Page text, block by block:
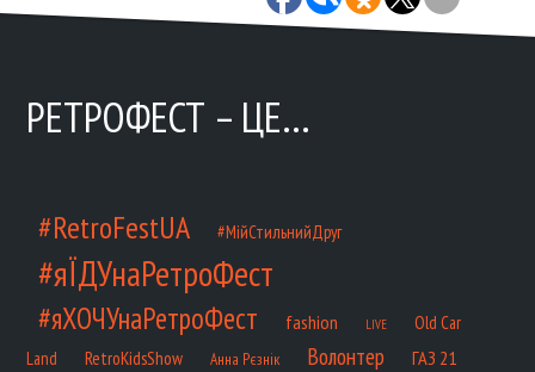
РЕТРОФЕСТ – ЦЕ…
#RetroFestUA #МійСтильнийДруг
#яЇДУнаРетроФест
#яХОЧУнаРетроФест fashion LIVE
Old Car
Land
RetroKidsShow Анна Рєзнік Волонтер ГАЗ 21